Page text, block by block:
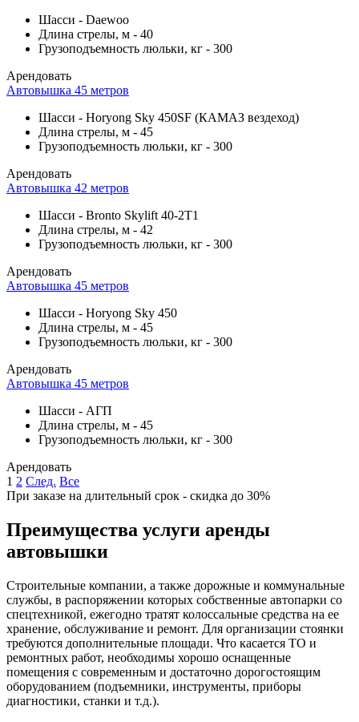
Шасси - Daewoo
Длина стрелы, м - 40
Грузоподъемность люльки, кг - 300
Арендовать
Автовышка 45 метров
Шасси - Horyong Sky 450SF (КАМАЗ вездеход)
Длина стрелы, м - 45
Грузоподъемность люльки, кг - 300
Арендовать
Автовышка 42 метров
Шасси - Bronto Skylift 40-2T1
Длина стрелы, м - 42
Грузоподъемность люльки, кг - 300
Арендовать
Автовышка 45 метров
Шасси - Horyong Sky 450
Длина стрелы, м - 45
Грузоподъемность люльки, кг - 300
Арендовать
Автовышка 45 метров
Шасси - АГП
Длина стрелы, м - 45
Грузоподъемность люльки, кг - 300
Арендовать
1 2 След. Все
При заказе на длительный срок - скидка до 30%
Преимущества услуги аренды
автовышки
Строительные компании, а также дорожные и коммунальные
службы, в распоряжении которых собственные автопарки со
спецтехникой, ежегодно тратят колоссальные средства на ее
хранение, обслуживание и ремонт. Для организации стоянки
требуются дополнительные площади. Что касается ТО и
ремонтных работ, необходимы хорошо оснащенные
помещения с современным и достаточно дорогостоящим
оборудованием (подъемники, инструменты, приборы
диагностики, станки и т.д.).